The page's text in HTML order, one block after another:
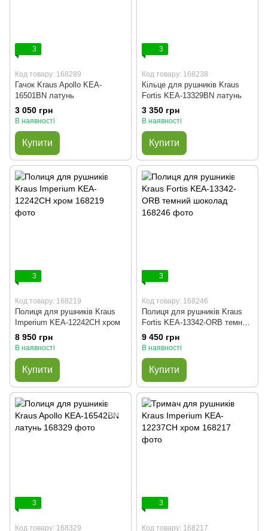
3
Код товару: 168289
Гачок Kraus Apollo KEA-
16501BN латунь
3 050 грн
В наявності
Купити
3
Код товару: 168238
Кільце для рушників Kraus
Fortis KEA-13329BN латунь
3 350 грн
В наявності
Купити
3
Код товару: 168219
Полиця для рушників Kraus
Imperium KEA-12242CH хром
8 950 грн
В наявності
Купити
3
Код товару: 168246
Полиця для рушників Kraus
Fortis KEA-13342-ORB темний
шоколад
9 450 грн
В наявності
Купити
3
Код товару: 168329
3
Код товару: 168217